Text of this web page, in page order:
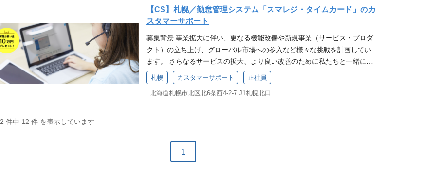
って挑戦し、自分の限界やゴールを超える ┗要件定義ではなく、要求定
義：相手の発言の先にある、本質的なニーズや課題に向き合う ┗家族に
恥じないか」を基準に判断する
に直結する重要なポジションです。お客様の課題解決を通じて、店舗の成
長に貢献することができる点にやりがいがあります。 ※従事すべき業務の
変更の範囲：会社の定める業務 ※本人の希望を考慮します 募集要件 【必
須条件(MUST)】 業務でパソコンやiPadなどの端末操作をしたことがある
方 【歓迎要件(WANT)】 ・勤怠、労務担当として実務を経験されたことが
ある方 ・コールセンターでのオペレーター経験、またはSVポジションなど
でのマネジメントのご経験 ・IT企業でソフトウェアなどの商材の営業、ま
たはアフターサポートに関わったご経験 ・ITパスポート程度のIT知識 求
める人物像 当社ミッション「お店を元気に、街を元気に！」へ共感いただ
ける方 当社バリュー（行動指針）へ共感いただける方 ┗行けるとこまで
き合う ┗家族に誇れる仕事を：迷ったときは、自身の行動が「家族に誇
れるか」「家族に恥じないか」を基準に判断する
【CS】札幌／勤怠管理システム「スマレジ・タイムカード」のカ
スタマーサポート
募集背景 事業拡大に伴い、更なる機能改善や新規事業（サービス・プロダ
クト）の立ち上げ、グローバル市場への参入など様々な挑戦を計画してい
ます。 さらなるサービスの拡大、より良い改善のために私たちと一緒に働
きませんか？ 株式会社スマレジの事業について 業務詳細 当社サービス、
スマレジタイムカードの利用ユーザーからの問い合わせに対応する仕事で
す。電話での対応を主とし、メール・チャットでの問い合わせ対応も行っ
変更の範囲：会社の定める業務 ※本人の希望を考慮します 募集要件 【必
須条件(MUST)】 業務でパソコンやiPadなどの端末操作をしたことがある
札幌 カスタマーサポート 正社員
件中 12 件 を表示しています
1